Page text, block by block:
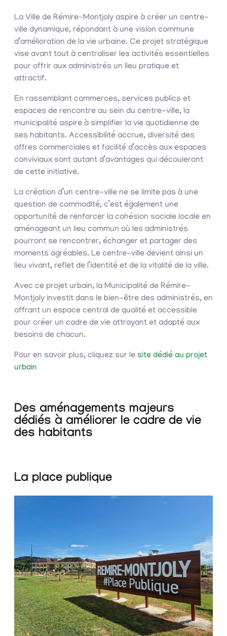
La Ville de Rémire-Montjoly aspire à créer un centre-
ville dynamique, répondant à une vision commune
d’amélioration de la vie urbaine. Ce projet stratégique
vise avant tout à centraliser les activités essentielles
pour offrir aux administrés un lieu pratique et
attractif.
En rassemblant commerces, services publics et
espaces de rencontre au sein du centre-ville, la
municipalité aspire à simplifier la vie quotidienne de
ses habitants. Accessibilité accrue, diversité des
offres commerciales et facilité d’accès aux espaces
conviviaux sont autant d’avantages qui découleront
de cette initiative.
La création d’un centre-ville ne se limite pas à une
question de commodité, c’est également une
opportunité de renforcer la cohésion sociale locale en
aménageant un lieu commun où les administrés
pourront se rencontrer, échanger et partager des
moments agréables. Le centre-ville devient ainsi un
lieu vivant, reflet de l’identité et de la vitalité de la ville.
Avec ce projet urbain, la Municipalité de Rémire-
Montjoly investit dans le bien-être des administrés, en
offrant un espace central de qualité et accessible
pour créer un cadre de vie attrayant et adapté aux
besoins de chacun.
Pour en savoir plus, cliquez sur le site dédié au projet
urbain
Des aménagements majeurs
dédiés à améliorer le cadre de vie
des habitants
La place publique